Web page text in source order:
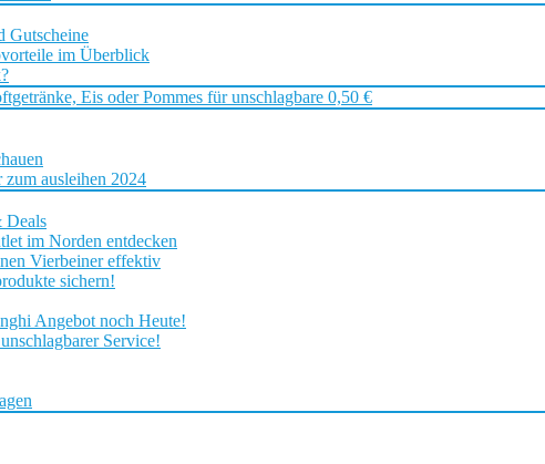
Gutscheine
im Überblick
Eis oder Pommes für unschlagbare 0,50 €
ausleihen 2024
Deals
im Norden entdecken
Vierbeiner effektiv
sichern!
Angebot noch Heute!
Service!